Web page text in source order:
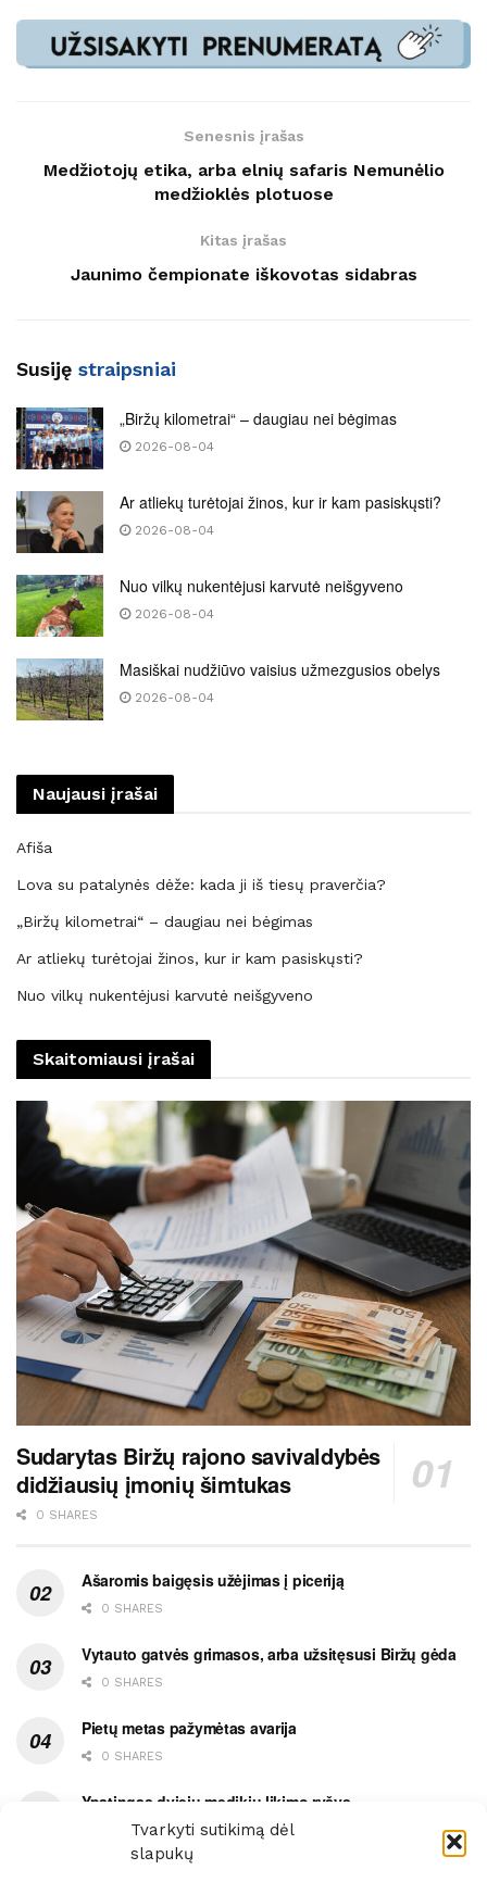
Tvarkyti sutikimą dėl
slapukų
Senesnis įrašas
Medžiotojų etika, arba elnių safaris Nemunėlio
medžioklės plotuose
Kitas įrašas
Jaunimo čempionate iškovotas sidabras
Susiję straipsniai
„Biržų kilometrai“ – daugiau nei bėgimas
2026-08-04
Ar atliekų turėtojai žinos, kur ir kam pasiskųsti?
2026-08-04
Nuo vilkų nukentėjusi karvutė neišgyveno
2026-08-04
Masiškai nudžiūvo vaisius užmezgusios obelys
2026-08-04
Naujausi įrašai
Afiša
Lova su patalynės dėže: kada ji iš tiesų praverčia?
„Biržų kilometrai“ – daugiau nei bėgimas
Ar atliekų turėtojai žinos, kur ir kam pasiskųsti?
Nuo vilkų nukentėjusi karvutė neišgyveno
Skaitomiausi įrašai
Sudarytas Biržų rajono savivaldybės
didžiausių įmonių šimtukas
0 SHARES
Ašaromis baigęsis užėjimas į piceriją
0 SHARES
Vytauto gatvės grimasos, arba užsitęsusi Biržų gėda
0 SHARES
Pietų metas pažymėtas avarija
0 SHARES
Ypatingas dviejų medikių likimo ryšys
0 SHARES